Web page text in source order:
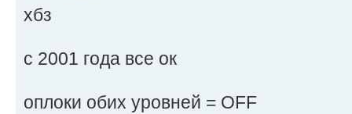
хбз
с 2001 года все ок
оплоки обих уровней = OFF